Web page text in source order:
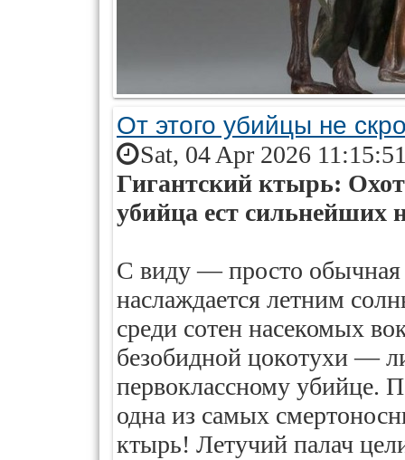
От этого убийцы не
Sat, 04 Apr 2026
Гигантский ктырь:
убийца ест сильнейших
С виду — просто обычная
наслаждается летним
среди сотен насекомых
безобидной цокотухи —
первоклассному убийце.
одна из самых
ктырь! Летучий палач